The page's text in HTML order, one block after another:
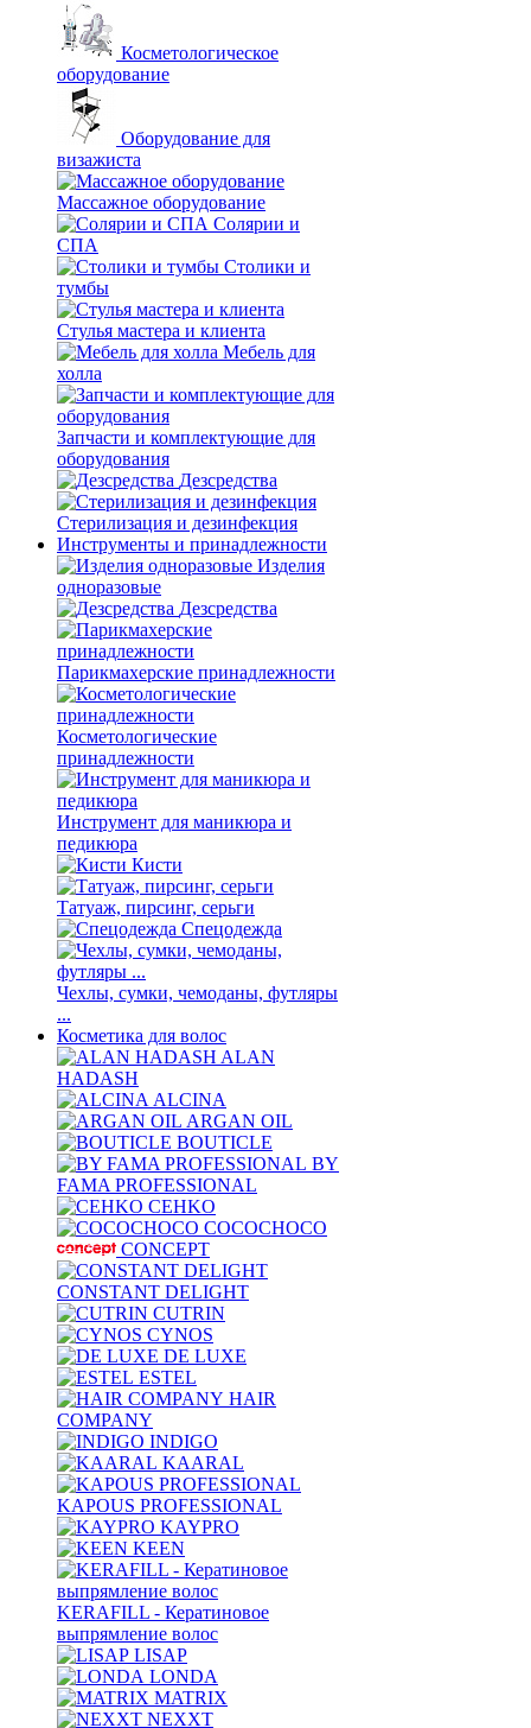
Косметологическое
оборудование
Оборудование для
визажиста
Массажное оборудование
Солярии и
СПА
Столики и
тумбы
Стулья мастера и клиента
Мебель для
холла
Запчасти и комплектующие для
оборудования
Дезсредства
Стерилизация и дезинфекция
Инструменты и принадлежности
Изделия
одноразовые
Дезсредства
Парикмахерские принадлежности
Косметологические
принадлежности
Инструмент для маникюра и
педикюра
Кисти
Татуаж, пирсинг, серьги
Спецодежда
Чехлы, сумки, чемоданы, футляры
...
Косметика для волос
ALAN
HADASH
ALCINA
ARGAN OIL
BOUTICLE
BY
FAMA PROFESSIONAL
CEHKO
COCOCHOCO
CONCEPT
CONSTANT DELIGHT
CUTRIN
CYNOS
DE LUXE
ESTEL
HAIR
COMPANY
INDIGO
KAARAL
KAPOUS PROFESSIONAL
KAYPRO
KEEN
KERAFILL - Кератиновое
выпрямление волос
LISAP
LONDA
MATRIX
NEXXT